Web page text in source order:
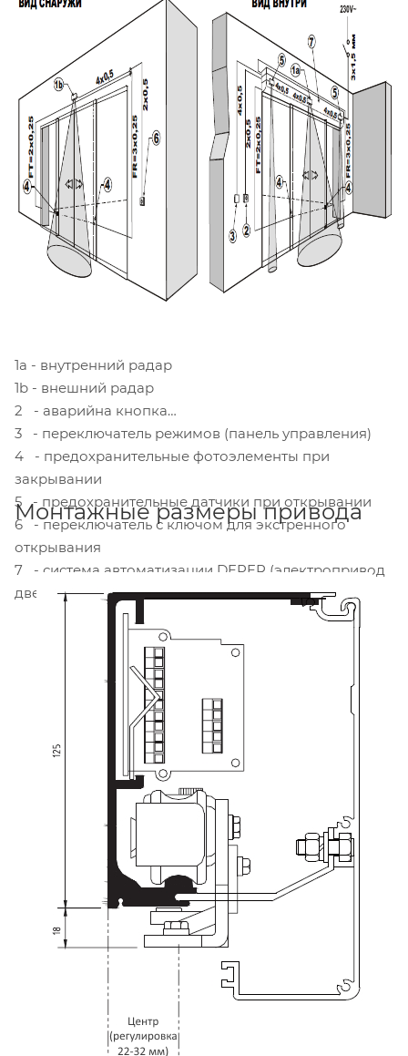
1а - внутренний радар
1b - внешний радар
2 - аварийна кнопка
3 - переключатель режимов (панель управления)
4 - предохранительные фотоэлементы при
закрывании
5 - предохранительные датчики при открывании
6 - переключатель с ключом для экстренного
открывания
7 - система автоматизации DEPER (электропривод
двери)
Монтажные размеры привода